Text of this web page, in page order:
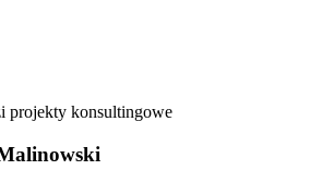
projekty konsultingowe